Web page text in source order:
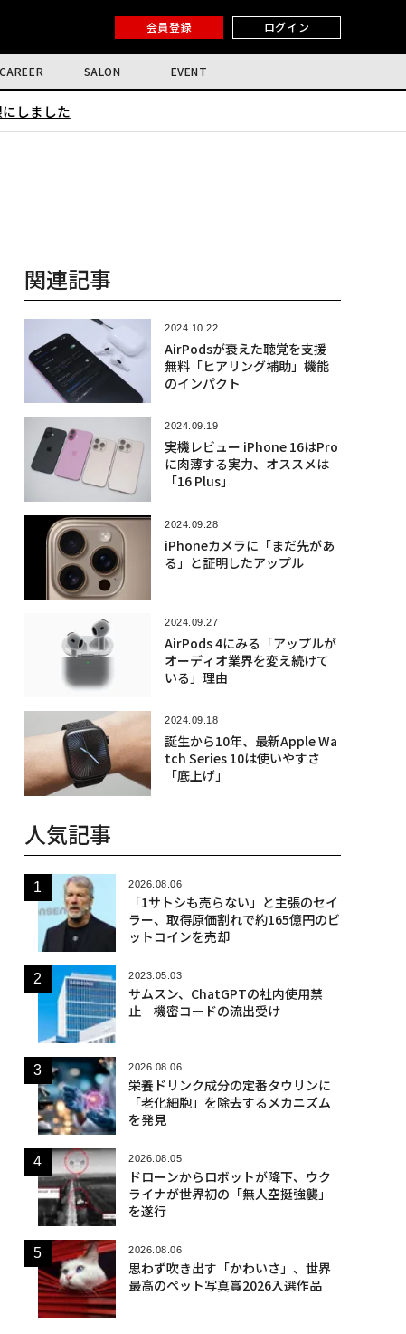
会員登録 ログイン
CAREER SALON EVENT
しました
関連記事
2024.10.22
AirPodsが衰えた聴覚を支援
無料「ヒアリング補助」機能
のインパクト
2024.09.19
実機レビュー iPhone 16はPro
に肉薄する実力、オススメは
「16 Plus」
2024.09.28
iPhoneカメラに「まだ先があ
る」と証明したアップル
2024.09.27
AirPods 4にみる「アップルが
オーディオ業界を変え続けて
いる」理由
2024.09.18
誕生から10年、最新Apple Wa
tch Series 10は使いやすさ
「底上げ」
人気記事
2026.08.06
「1サトシも売らない」と主張のセイ
ラー、取得原価割れで約165億円のビ
ットコインを売却
2023.05.03
サムスン、ChatGPTの社内使用禁
止 機密コードの流出受け
2026.08.06
栄養ドリンク成分の定番タウリンに
「老化細胞」を除去するメカニズム
を発見
2026.08.05
ドローンからロボットが降下、ウク
ライナが世界初の「無人空挺強襲」
を遂行
2026.08.06
思わず吹き出す「かわいさ」、世界
最高のペット写真賞2026入選作品